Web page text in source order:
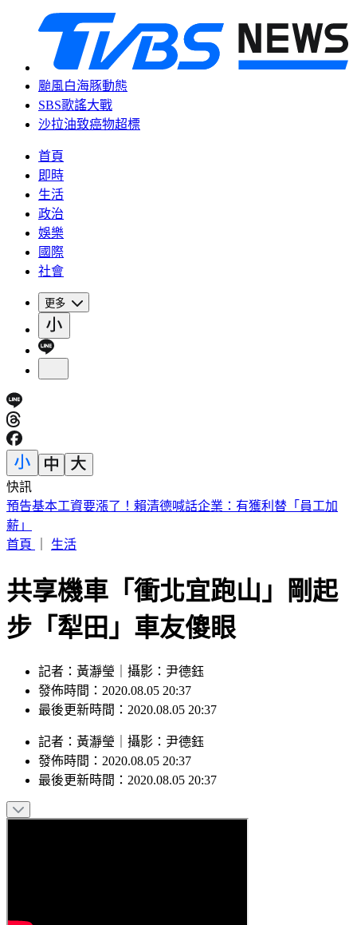
颱風白海豚動態
SBS歌謠大戰
沙拉油致癌物超標
首頁
即時
生活
政治
娛樂
國際
社會
更多
快訊
預告基本工資要漲了！賴清德喊話企業：有獲利替「員工加
薪」
首頁
生活
共享機車「衝北宜跑山」剛起
步「犁田」車友傻眼
記者：黃瀞瑩｜攝影：尹德鈺
發佈時間：2020.08.05 20:37
最後更新時間：2020.08.05 20:37
記者 ： 黃瀞瑩 攝影 ： 尹德鈺
發佈時間： 2020.08.05 20:37
最後更新時間： 2020.08.05 20:37